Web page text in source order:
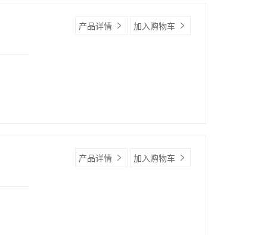
产品详情 加入购物车
产品详情 加入购物车